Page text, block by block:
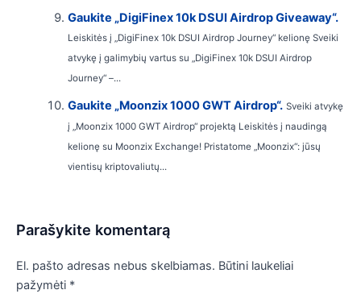
Gaukite „DigiFinex 10k DSUI Airdrop Giveaway“.
Leiskitės į „DigiFinex 10k DSUI Airdrop Journey“ kelionę Sveiki
atvykę į galimybių vartus su „DigiFinex 10k DSUI Airdrop
Journey“ –...
Gaukite „Moonzix 1000 GWT Airdrop“. Sveiki atvykę
į „Moonzix 1000 GWT Airdrop“ projektą Leiskitės į naudingą
kelionę su Moonzix Exchange! Pristatome „Moonzix“: jūsų
vientisų kriptovaliutų...
Parašykite komentarą
El. pašto adresas nebus skelbiamas. Būtini laukeliai
pažymėti *